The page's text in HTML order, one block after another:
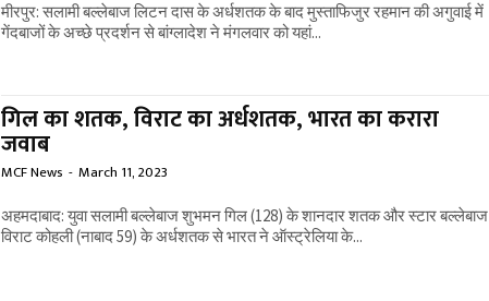
मीरपुर: सलामी बल्लेबाज लिटन दास के अर्धशतक के बाद मुस्ताफिजुर रहमान की अगुवाई में
गेंदबाजों के अच्छे प्रदर्शन से बांग्लादेश ने मंगलवार को यहां...
गिल का शतक, विराट का अर्धशतक, भारत का करारा
जवाब
MCF News - March 11, 2023
अहमदाबाद: युवा सलामी बल्लेबाज शुभमन गिल (128) के शानदार शतक और स्टार बल्लेबाज
विराट कोहली (नाबाद 59) के अर्धशतक से भारत ने ऑस्ट्रेलिया के...